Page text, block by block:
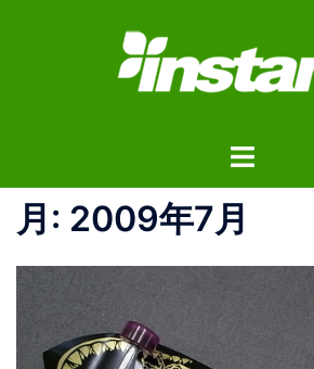
ス
ト
ル
メ
ニ
月: 2009年7月